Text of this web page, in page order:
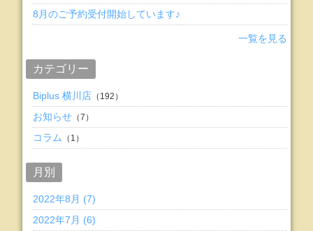
8月のご予約受付開始しています♪
一覧を見る
カテゴリー
Biplus 横川店 （192）
お知らせ （7）
コラム （1）
月別
2022年8月 (7)
2022年7月 (6)